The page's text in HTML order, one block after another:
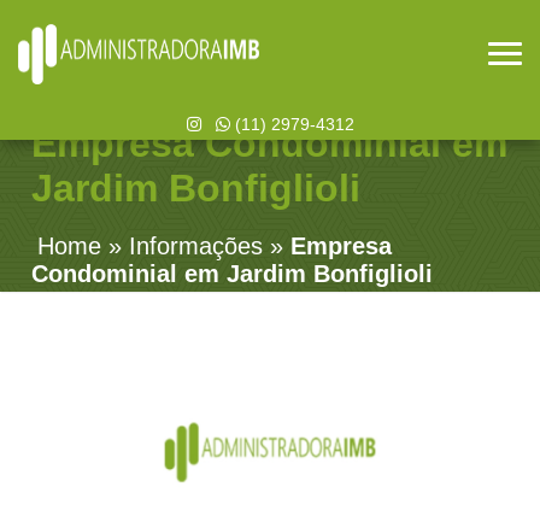
(11) 2979-4312
Empresa Condominial em
Jardim Bonfiglioli
Home » Informações » Empresa
Condominial em Jardim Bonfiglioli